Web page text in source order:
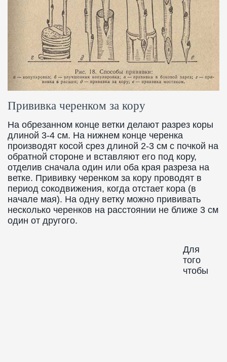
Прививка черенком за кору
На обрезанном конце ветки делают разрез коры
длиной 3-4 см. На нижнем конце черенка
производят косой срез длиной 2-3 см с почкой на
обратной стороне и вставляют его под кору,
отделив сначала один или оба края разреза на
ветке. Прививку черенком за кору проводят в
период сокодвижения, когда отстает кора (в
начале мая). На одну ветку можно прививать
несколько черенков на расстоянии не ближе 3 см
один от другого.
Для
того
чтобы